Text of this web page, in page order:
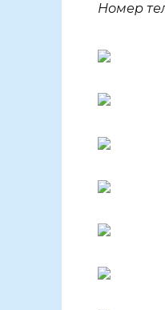
Номер